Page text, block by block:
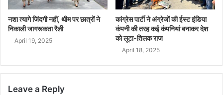
नशा त्यागे जिंदगी नहीं, थीम पर छात्रों ने
निकाली जागरूकता रैली
April 19, 2025
कांग्रेस पार्टी ने अंग्रेजों की ईस्ट इंडिया
कंपनी की तरह कई कंपनियां बनाकर देश
को लूटा-तिलक राज
April 18, 2025
Leave a Reply